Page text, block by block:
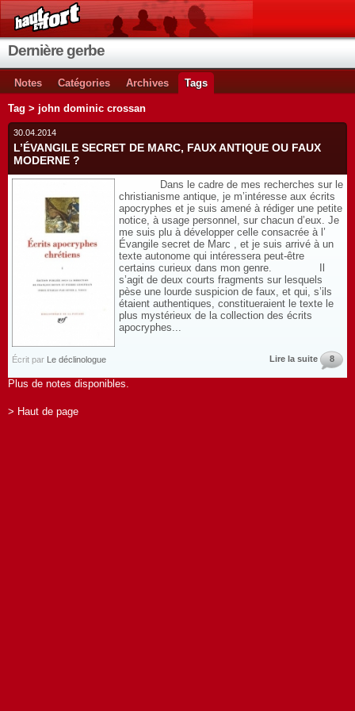
Dernière gerbe
Notes Catégories Archives Tags
Tag > john dominic crossan
30.04.2014
L’ÉVANGILE SECRET DE MARC, FAUX ANTIQUE OU FAUX
MODERNE ?
Dans le cadre de mes recherches sur le
christianisme antique, je m’intéresse aux écrits
apocryphes et je suis amené à rédiger une petite
notice, à usage personnel, sur chacun d’eux. Je
me suis plu à développer celle consacrée à l’
Évangile secret de Marc , et je suis arrivé à un
texte autonome qui intéressera peut-être
certains curieux dans mon genre. Il
s’agit de deux courts fragments sur lesquels
pèse une lourde suspicion de faux, et qui, s’ils
étaient authentiques, constitueraient le texte le
plus mystérieux de la collection des écrits
apocryphes...
Écrit par Le déclinologue Lire la suite 8
Plus de notes disponibles.
> Haut de page